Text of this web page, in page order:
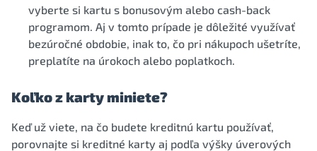
vyberte si kartu s bonusovým alebo cash-back
programom. Aj v tomto prípade je dôležité využívať
bezúročné obdobie, inak to, čo pri nákupoch ušetríte,
preplatíte na úrokoch alebo poplatkoch.
Koľko z karty miniete?
Keď už viete, na čo budete kreditnú kartu používať,
porovnajte si kreditné karty aj podľa výšky úverových